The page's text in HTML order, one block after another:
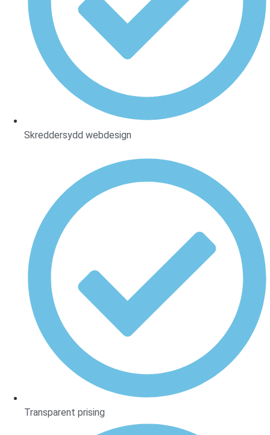
Skreddersydd webdesign
Transparent prising